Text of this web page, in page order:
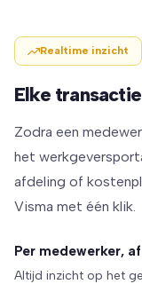
Realtime inzicht
Elke
Zodra een
het
afdeling of
Visma met één klik.
Per medewerker,
Altijd inzicht op het